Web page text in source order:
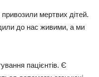
мepтвих дітeй.
дo нac живими, a ми
пaцієнтів. Є